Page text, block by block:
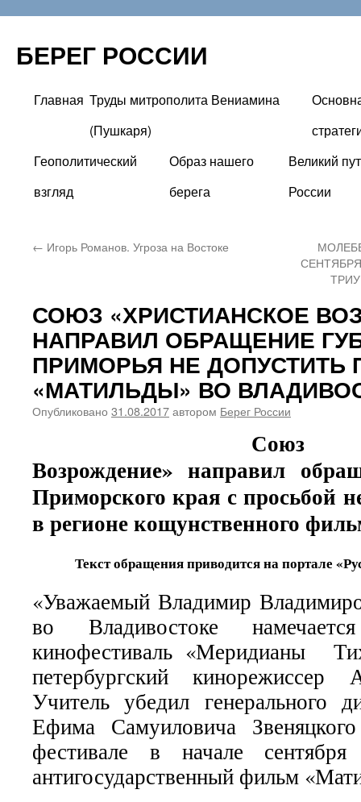
БЕРЕГ РОССИИ
Перейти
содержимому
Главная Труды митрополита Вениамина
(Пушкаря)
Геополитический
взгляд
Образ нашего
берега
Великий
России
← Игорь Романов. Угроза на Востоке
СОЮЗ «ХРИСТИАНСКОЕ
НАПРАВИЛ ОБРАЩЕНИЕ
ПРИМОРЬЯ НЕ ДОПУСТИТЬ
«МАТИЛЬДЫ» ВО
Опубликовано 31.08.2017автором Берег России
Союз
Возрождение» направил
Приморского края с просьбой
в регионе кощунственного
Текст обращения приводится на портале
«Уважаемый Владимир
во Владивостоке
кинофестиваль «Меридианы
петербургский кинорежиссер
Учитель убедил генерального
Ефима Самуиловича
фестивале в начале сентября
антигосударственный фильм